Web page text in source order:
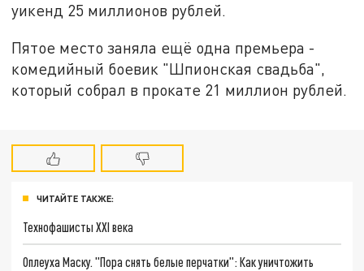
уикенд 25 миллионов рублей.
Пятое место заняла ещё одна премьера -
комедийный боевик "Шпионская свадьба",
который собрал в прокате 21 миллион рублей.
ЧИТАЙТЕ ТАКЖЕ:
Технофашисты XXI века
Оплеуха Маску. "Пора снять белые перчатки": Как уничтожить